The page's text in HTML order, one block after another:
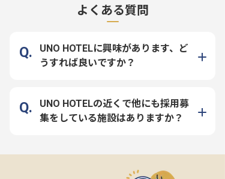
よくある質問
UNO HOTELに興味があります、ど
うすれば良いですか？
UNO HOTELの近くで他にも採用募
集をしている施設はありますか？